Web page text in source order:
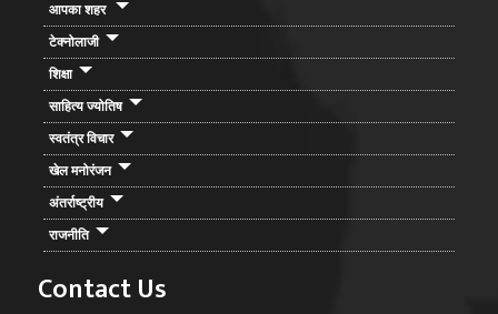
आपका शहर
टेक्नोलाजी
शिक्षा
साहित्य ज्योतिष
स्वतंत्र विचार
खेल मनोरंजन
अंतर्राष्ट्रीय
राजनीति
Contact Us